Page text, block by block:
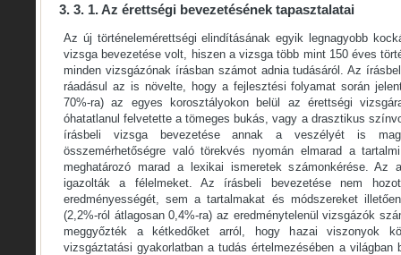
3. 3. 1. Az érettségi bevezetésének tapasztalatai
Az új történelemérettségi elindításának egyik legnagyobb
vizsga bevezetése volt, hiszen a vizsga több mint 150 éves
minden vizsgázónak írásban számot adnia tudásáról. Az
ráadásul az is növelte, hogy a fejlesztési folyamat során
70%-ra) az egyes korosztályokon belül az érettségi
óhatatlanul felvetette a tömeges bukás, vagy a drasztikus
írásbeli vizsga bevezetése annak a veszélyét is
összemérhetőségre való törekvés nyomán elmarad a
meghatározó marad a lexikai ismeretek számonkérése. Az
igazolták a félelmeket. Az írásbeli bevezetése nem
eredményességét, sem a tartalmakat és módszereket
(2,2%-ról átlagosan 0,4%-ra) az eredménytelenül vizsgázók
meggyőzték a kétkedőket arról, hogy hazai viszonyok
vizsgáztatási gyakorlatban a tudás értelmezésében a világban